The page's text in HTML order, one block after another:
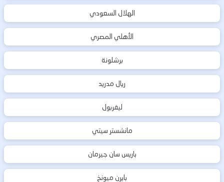
الهلال السعودي
الأهلي المصري
برشلونة
ريال مدريد
ليفربول
مانشستر سيتي
باريس سان جيرمان
بايرن ميونخ